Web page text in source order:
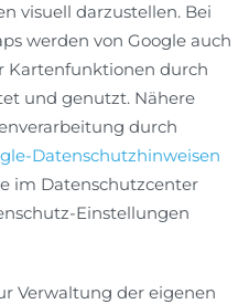
visuell darzustellen. Bei
werden von Google auch
Kartenfunktionen durch
und genutzt. Nähere
durch
Datenschutzhinweisen
im Datenschutzcenter
Einstellungen
Verwaltung der eigenen